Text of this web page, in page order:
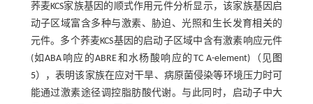
荞麦KCS家族基因的顺式作用元件分析显示，该家族基因启
动子区域富含多种与激素、胁迫、光照和生长发育相关的
元件。多个荞麦KCS基因的启动子区域中含有激素响应元件
(如ABA响应的ABRE和水杨酸响应的TC A-element)（见 图
5），表明该家族在应对干旱、病原菌侵染等环境压力时可
能通过激素途径调控脂肪酸代谢。与此同时，启动子中大